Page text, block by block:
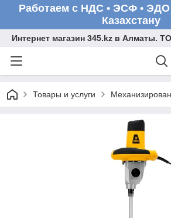
Работаем с НДС • ЭСФ • ЭДО
Казахстану
Интернет магазин 345.kz в Алматы.
Товары и услуги